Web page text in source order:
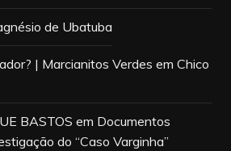
de Ubatuba
| Marcianitos Verdes em Chico
BASTOS em Documentos
do “Caso Varginha”